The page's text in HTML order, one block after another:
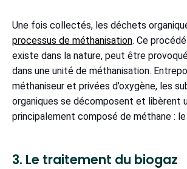
Une fois collectés, les déchets
processus de méthanisation. Ce
existe dans la nature, peut être
dans une unité de méthanisation.
méthaniseur et privées d’oxygène, les
organiques se décomposent et libèrent
principalement composé de méthane : le
3. Le traitement du biogaz